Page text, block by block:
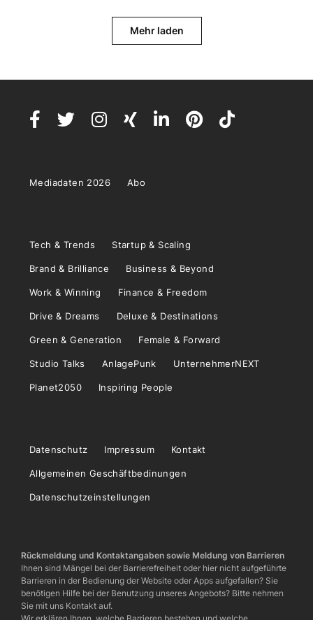
Mehr laden
Mediadaten 2026 Abo
Tech & Trends Startup & Scaling
Brand & Brilliance Business & Beyond
Work & Winning Finance & Freedom
Drive & Dreams Deluxe & Destinations
Green & Generation Female & Forward
Studio Talks AnlagePunk UnternehmerNEXT
Planet2050 Inspiring People
Datenschutz Impressum Kontakt
Allgemeinen Geschäftbedinungen
Datenschutzeinstellungen
Rückmeldung und Kontaktangaben sowie Meldung von Barrieren
Ihnen sind Mängel bei der Barrierefreiheit oder hier nicht aufgeführte
Barrieren in der Bedienung der Website oder Apps aufgefallen? Sie
benötigen Hilfe bei der Benutzung unseres Angebots? Bitte nehmen
Sie mit uns Kontakt auf.